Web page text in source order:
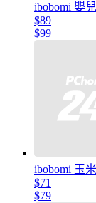
ibobomi 嬰
$89
$99
ibobomi 玉
$71
$79